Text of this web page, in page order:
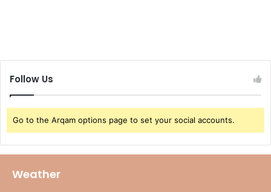
Follow Us
Go to the Arqam options page to set your social accounts.
Weather